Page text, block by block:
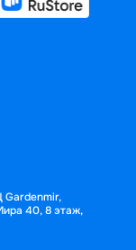
Gardenmir,
40, 8 этаж,